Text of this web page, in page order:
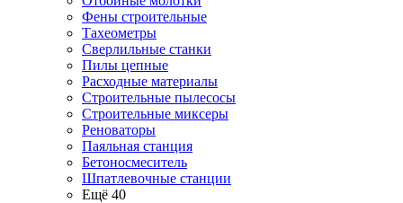
Фены строительные
Тахеометры
Сверлильные станки
Пилы цепные
Расходные материалы
Строительные пылесосы
Строительные миксеры
Реноваторы
Паяльная станция
Бетоносмеситель
Шпатлевочные станции
Ещё 40